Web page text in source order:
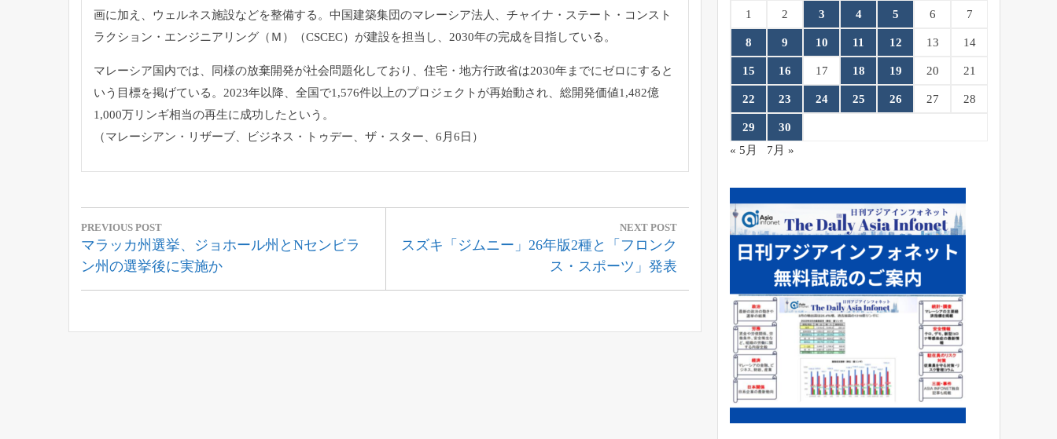
画に加え、ウェルネス施設などを整備する。 中国建築集団のマレーシア法人、チャイナ・ステート・ コンスト
ラクション・エンジニアリング（Ｍ）（CSCEC） が建設を担当し、2030年の完成を目指している。
マレーシア国内では、同様の放棄開発が社会問題化しており、 住宅・ 地方行政省は2030年までにゼロにすると
いう目標を掲げている 。2023年以降、全国で1,576件以上のプロジェクトが再始動され、総開発価値1,482億
1,000万リンギ相当の再生に成功したという。
（マレーシアン・リザーブ、ビジネス・トゥデー、ザ・スター、 6月6日）
投
稿
ナ
ビ
PREVIOUS POST
Previous
Post:
マラッカ州選挙、ジョホール州とNセンビラ
ン州の選挙後に実施か
NEXT POST
Next
スズキ「ジムニー」26年版2種と「フロンク
ス・スポーツ」発表
1 2 3 4 5 6 7
8 9 10 11 12 13 14
15 16 17 18 19 20 21
22 23 24 25 26 27 28
29
30
« 5月
7月 »